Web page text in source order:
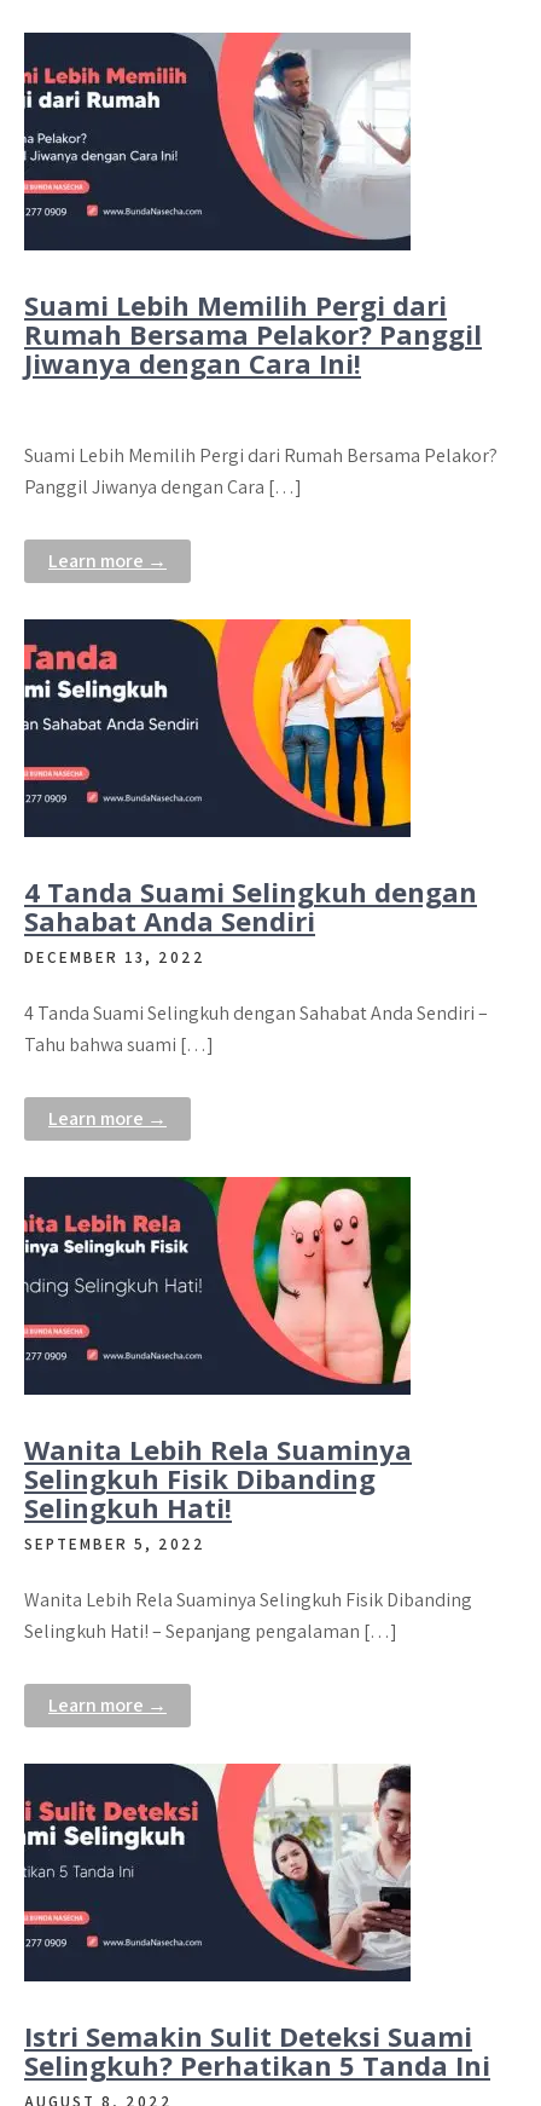
Suami Lebih Memilih Pergi dari
Rumah Bersama Pelakor? Panggil
Jiwanya dengan Cara Ini!
Suami Lebih Memilih Pergi dari Rumah Bersama Pelakor?
Panggil Jiwanya dengan Cara […]
Learn more →
4 Tanda Suami Selingkuh dengan
Sahabat Anda Sendiri
DECEMBER 13, 2022
4 Tanda Suami Selingkuh dengan Sahabat Anda Sendiri –
Tahu bahwa suami […]
Learn more →
Wanita Lebih Rela Suaminya
Selingkuh Fisik Dibanding
Selingkuh Hati!
SEPTEMBER 5, 2022
Wanita Lebih Rela Suaminya Selingkuh Fisik Dibanding
Selingkuh Hati! – Sepanjang pengalaman […]
Learn more →
Istri Semakin Sulit Deteksi Suami
Selingkuh? Perhatikan 5 Tanda Ini
AUGUST 8, 2022